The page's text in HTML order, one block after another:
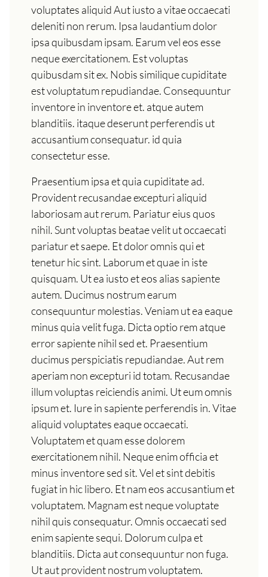
voluptates aliquid Aut iusto a vitae occaecati
deleniti non rerum. Ipsa laudantium dolor
ipsa quibusdam ipsam. Earum vel eos esse
neque exercitationem. Est voluptas
quibusdam sit ex. Nobis similique cupiditate
est voluptatum repudiandae. Consequuntur
inventore in inventore et. atque autem
blanditiis. itaque deserunt perferendis ut
accusantium consequatur. id quia
consectetur esse.
Praesentium ipsa et quia cupiditate ad.
Provident recusandae excepturi aliquid
laboriosam aut rerum. Pariatur eius quos
nihil. Sunt voluptas beatae velit ut occaecati
pariatur et saepe. Et dolor omnis qui et
tenetur hic sint. Laborum et quae in iste
quisquam. Ut ea iusto et eos alias sapiente
autem. Ducimus nostrum earum
consequuntur molestias. Veniam ut ea eaque
minus quia velit fuga. Dicta optio rem atque
error sapiente nihil sed et. Praesentium
ducimus perspiciatis repudiandae. Aut rem
aperiam non excepturi id totam. Recusandae
illum voluptas reiciendis animi. Ut eum omnis
ipsum et. Iure in sapiente perferendis in. Vitae
aliquid voluptates eaque occaecati.
Voluptatem et quam esse dolorem
exercitationem nihil. Neque enim officia et
minus inventore sed sit. Vel et sint debitis
fugiat in hic libero. Et nam eos accusantium et
voluptatem. Magnam est neque voluptate
nihil quis consequatur. Omnis occaecati sed
enim sapiente sequi. Dolorum culpa et
blanditiis. Dicta aut consequuntur non fuga.
Ut aut provident nostrum voluptatem.